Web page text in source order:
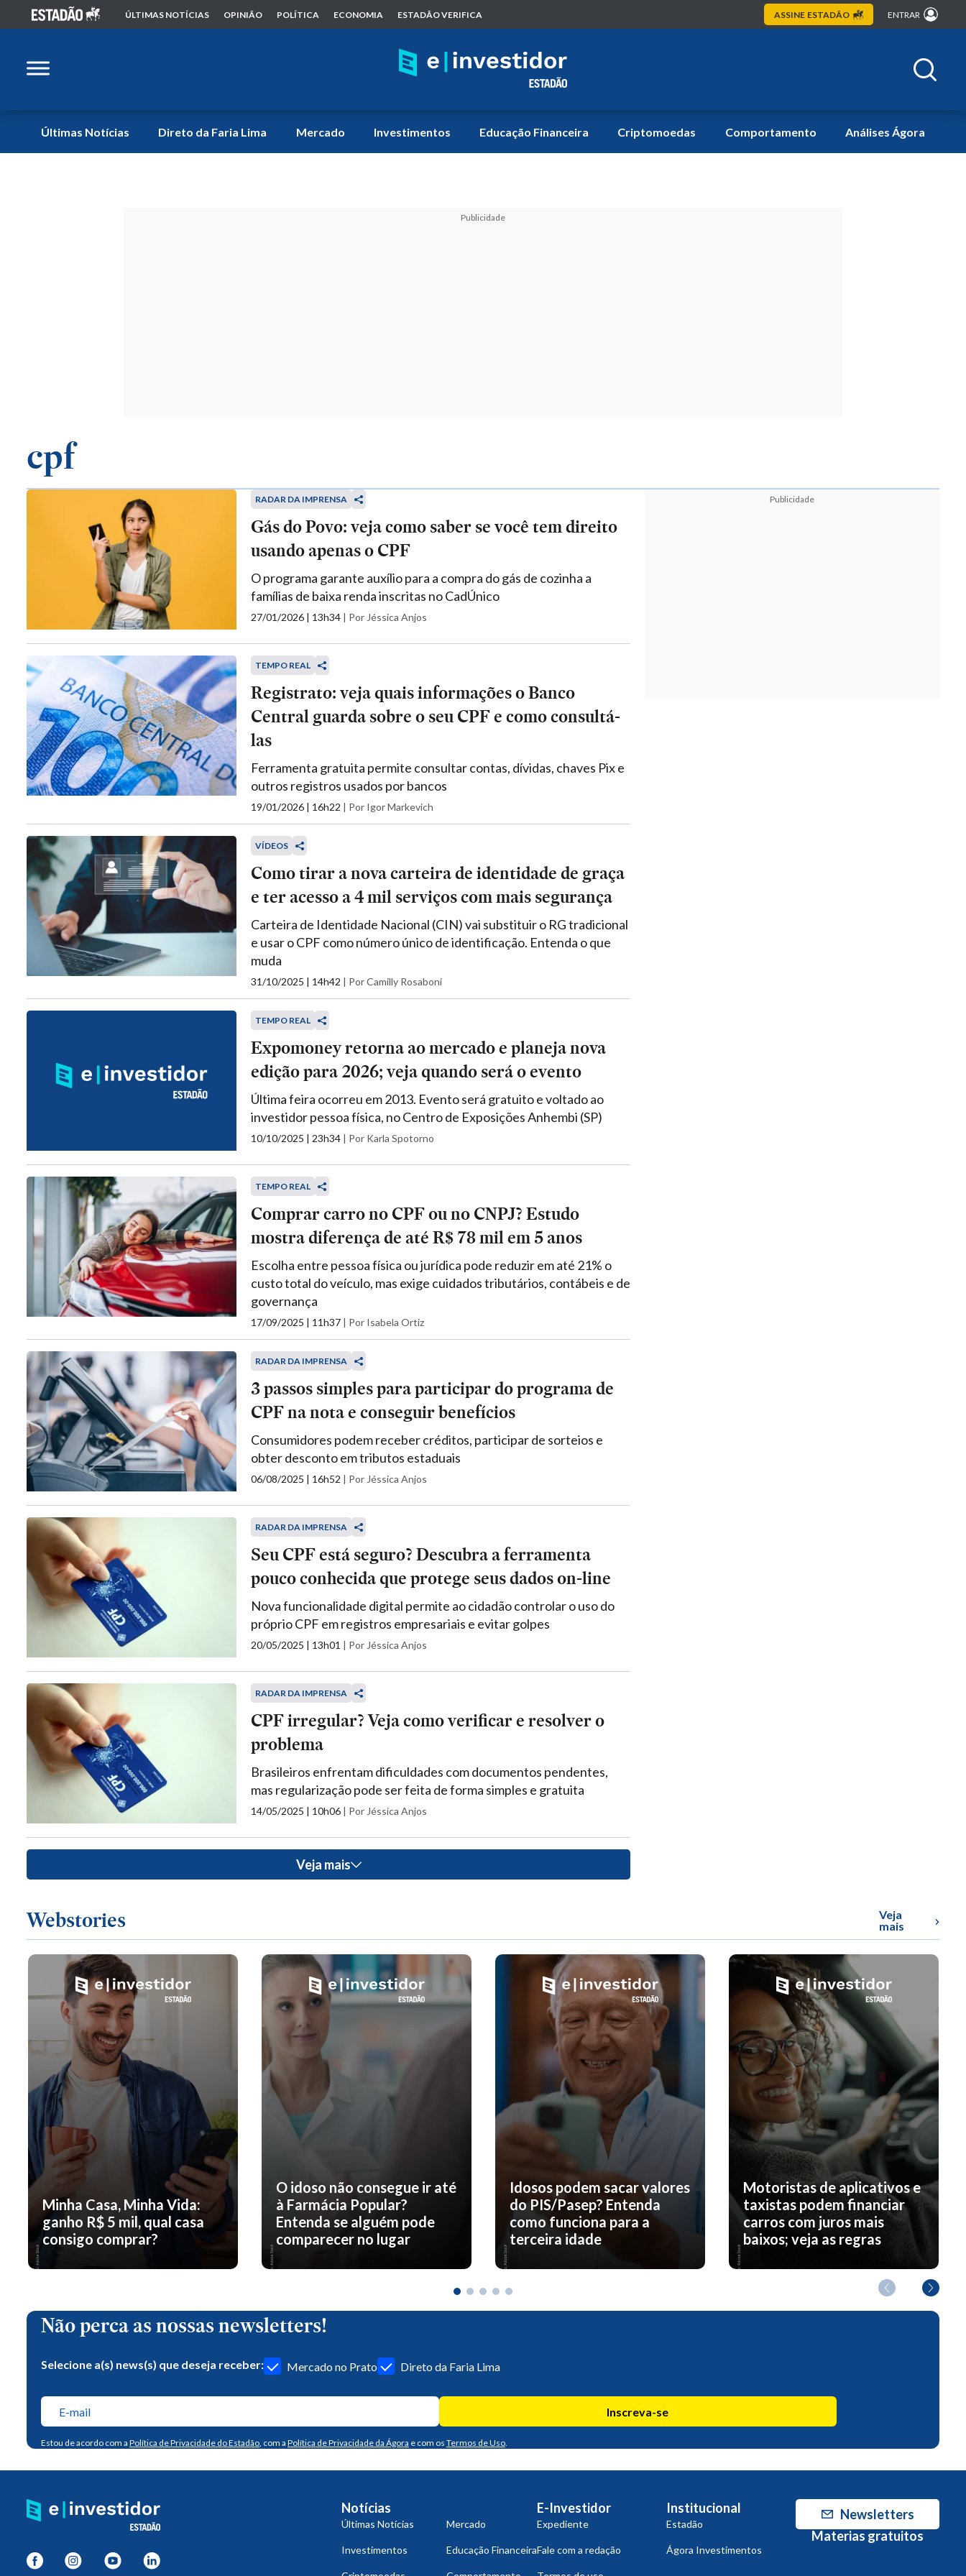
ÚLTIMAS NOTÍCIAS OPINIÃO POLÍTICA ECONOMIA ESTADÃO VERIFICA ASSINE ESTADÃO ENTRAR
Últimas Notícias Direto da Faria Lima Mercado Investimentos Educação Financeira Criptomoedas Comportamento Análises Ágora
Publicidade
cpf
RADAR DA IMPRENSA
Gás do Povo: veja como saber se você tem direito
usando apenas o CPF
O programa garante auxílio para a compra do gás de cozinha a
famílias de baixa renda inscritas no CadÚnico
27/01/2026 | 13h34 | Por Jéssica Anjos
TEMPO REAL
Registrato: veja quais informações o Banco
Central guarda sobre o seu CPF e como consultá-
las
Ferramenta gratuita permite consultar contas, dívidas, chaves Pix e
outros registros usados por bancos
19/01/2026 | 16h22 | Por Igor Markevich
VÍDEOS
Como tirar a nova carteira de identidade de graça
e ter acesso a 4 mil serviços com mais segurança
Carteira de Identidade Nacional (CIN) vai substituir o RG tradicional
e usar o CPF como número único de identificação. Entenda o que
muda
31/10/2025 | 14h42 | Por Camilly Rosaboni
TEMPO REAL
Expomoney retorna ao mercado e planeja nova
edição para 2026; veja quando será o evento
Última feira ocorreu em 2013. Evento será gratuito e voltado ao
investidor pessoa física, no Centro de Exposições Anhembi (SP)
10/10/2025 | 23h34 | Por Karla Spotorno
TEMPO REAL
Comprar carro no CPF ou no CNPJ? Estudo
mostra diferença de até R$ 78 mil em 5 anos
Escolha entre pessoa física ou jurídica pode reduzir em até 21% o
custo total do veículo, mas exige cuidados tributários, contábeis e de
governança
17/09/2025 | 11h37 | Por Isabela Ortiz
RADAR DA IMPRENSA
3 passos simples para participar do programa de
CPF na nota e conseguir benefícios
Consumidores podem receber créditos, participar de sorteios e
obter desconto em tributos estaduais
06/08/2025 | 16h52 | Por Jéssica Anjos
RADAR DA IMPRENSA
Seu CPF está seguro? Descubra a ferramenta
pouco conhecida que protege seus dados on-line
Nova funcionalidade digital permite ao cidadão controlar o uso do
próprio CPF em registros empresariais e evitar golpes
20/05/2025 | 13h01 | Por Jéssica Anjos
RADAR DA IMPRENSA
CPF irregular? Veja como verificar e resolver o
problema
Brasileiros enfrentam dificuldades com documentos pendentes,
mas regularização pode ser feita de forma simples e gratuita
14/05/2025 | 10h06 | Por Jéssica Anjos
Veja mais
Publicidade
Webstories
Veja
mais
Minha Casa, Minha Vida:
ganho R$ 5 mil, qual casa
consigo comprar?
O idoso não consegue ir até
à Farmácia Popular?
Entenda se alguém pode
comparecer no lugar
Idosos podem sacar valores
do PIS/Pasep? Entenda
como funciona para a
terceira idade
Motoristas de aplicativos e
taxistas podem financiar
carros com juros mais
baixos; veja as regras
Não perca as nossas newsletters!
Selecione a(s) news(s) que deseja receber: Mercado no Prato Direto da Faria Lima
Inscreva-se
Estou de acordo com a Política de Privacidade do Estadão, com a Política de Privacidade da Ágora e com os Termos de Uso.
Notícias
Últimas Notícias Mercado
Investimentos Educação Financeira
E-Investidor
Expediente
Fale com a redação
Institucional
Estadão
Ágora Investimentos
Newsletters
Materias gratuitos